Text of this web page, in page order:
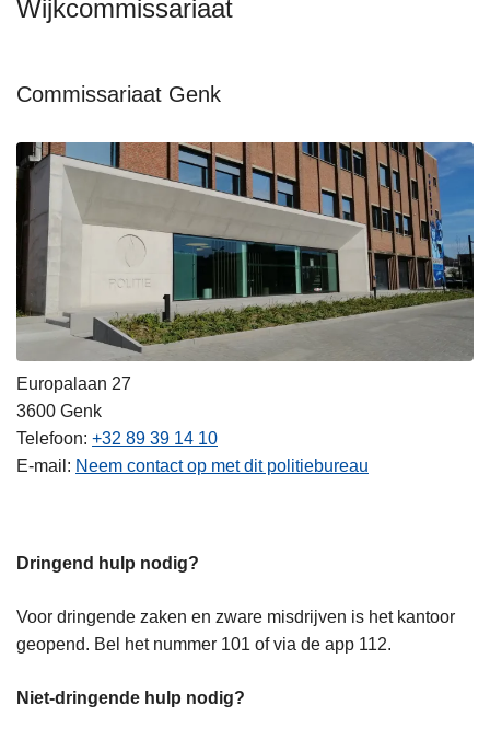
Wijkcommissariaat
Commissariaat Genk
Europalaan 27
3600 Genk
Telefoon +32 89 39 14 10
E-mail
Neem contact op met dit politiebureau
Dringend hulp nodig?
Voor dringende zaken en zware misdrijven is het kantoor
geopend. Bel het nummer 101 of via de app 112.
Niet-dringende hulp nodig?